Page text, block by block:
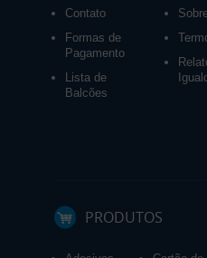
Contato
Formas de
Pagamento
Lista de
Balcões
PRODUTOS